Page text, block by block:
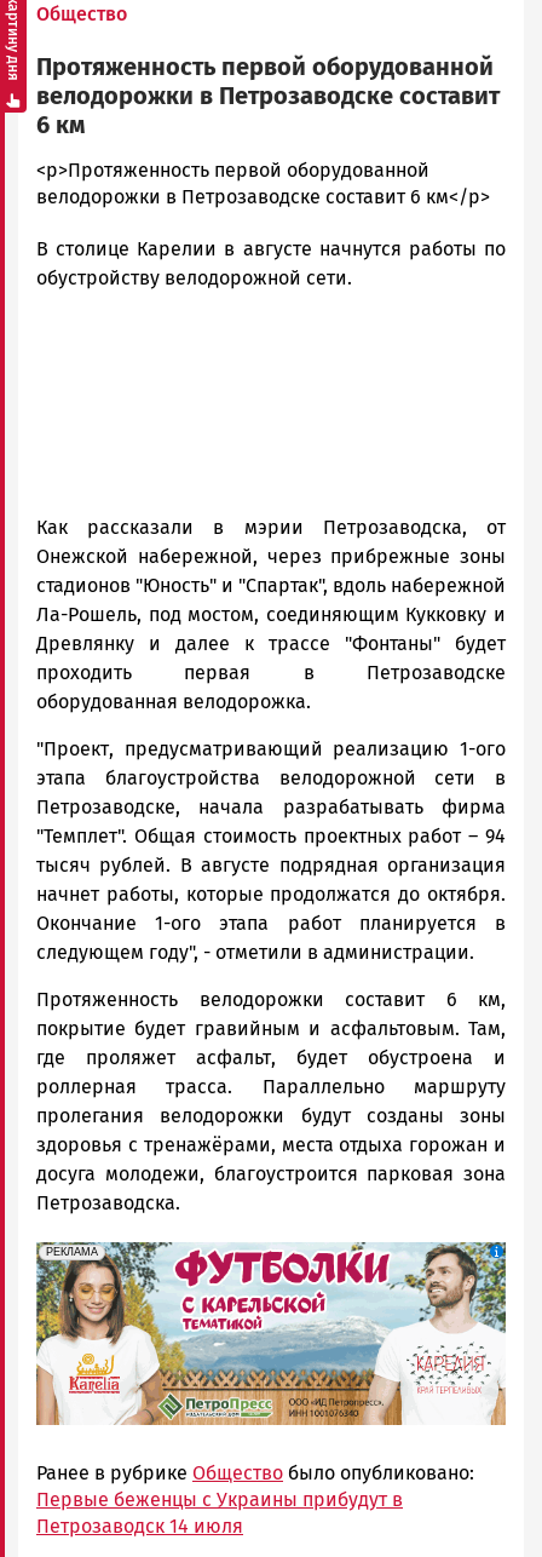
Общество
Протяженность первой оборудованной
велодорожки в Петрозаводске составит
6 км
admintimur
Новости
и
Карелии
<p>Протяженность первой оборудованной
велодорожки в Петрозаводске составит 6 км</p>
В столице Карелии в августе начнутся работы по
обустройству велодорожной сети.
Как рассказали в мэрии Петрозаводска, от
Онежской набережной, через прибрежные зоны
стадионов "Юность" и "Спартак", вдоль набережной
Ла-Рошель, под мостом, соединяющим Кукковку и
Древлянку и далее к трассе "Фонтаны" будет
проходить первая в Петрозаводске
оборудованная велодорожка.
"Проект, предусматривающий реализацию 1-ого
этапа благоустройства велодорожной сети в
Петрозаводске, начала разрабатывать фирма
"Темплет". Общая стоимость проектных работ – 94
тысяч рублей. В августе подрядная организация
начнет работы, которые продолжатся до октября.
Окончание 1-ого этапа работ планируется в
следующем году", - отметили в администрации.
Протяженность велодорожки составит 6 км,
покрытие будет гравийным и асфальтовым. Там,
где проляжет асфальт, будет обустроена и
роллерная трасса. Параллельно маршруту
пролегания велодорожки будут созданы зоны
здоровья с тренажёрами, места отдыха горожан и
досуга молодежи, благоустроится парковая зона
Петрозаводска.
erid: Pb3XmBtzt7qh4nNaikXnuHE1bzSb6Vb4eeL28Ue
РЕКЛАМА
Реклама
Ранее в рубрике Общество было опубликовано:
Первые беженцы с Украины прибудут в
Петрозаводск 14 июля